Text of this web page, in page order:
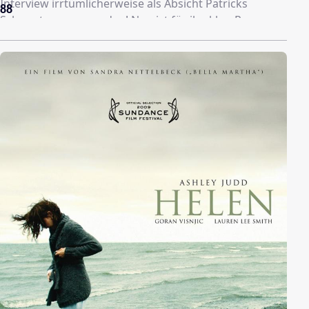
Interview irrtümlicherweise als Absicht Patricks
Schwester zu ermorden! Nun ist für ihn klar: Ryan
muss weg! Patrick plant schon den perfekten Mord,
als Ryan Opfer eines tödlichen Unfalls wird. Nun hat
Patrick ein neues Problem: Wie entsorgt er möglichst
da die Leiche immer wieder auftaucht. Daher bleibt
ihm nur der ultimative Entsorgungsweg, wobei sein
88